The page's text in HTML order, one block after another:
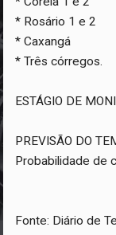
* Rosário 1 e 2
* Caxangá
* Três córregos.
ESTÁGIO DE
PREVISÃO DO
Probabilidade de
Fonte: Diário de